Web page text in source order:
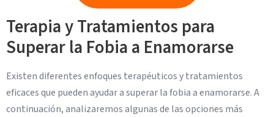
Terapia y Tratamientos para
Superar la Fobia a Enamorarse
Existen diferentes enfoques terapéuticos y tratamientos
eficaces que pueden ayudar a superar la fobia a enamorarse. A
continuación, analizaremos algunas de las opciones más